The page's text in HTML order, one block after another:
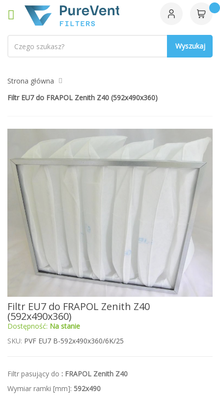
Strona główna
Filtr EU7 do FRAPOL Zenith Z40 (592x490x360)
koniec
galerii
Przejdź
na
początek
galerii
Filtr EU7 do FRAPOL Zenith Z40
(592x490x360)
Dostępność: Na stanie
SKU PVF EU7 B-592x490x360/6K/25
Filtr pasujący do : FRAPOL Zenith Z40
Wymiar ramki [mm]: 592x490